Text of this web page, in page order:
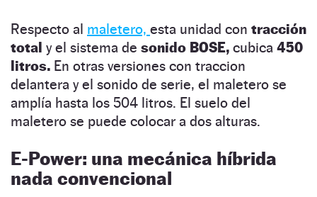
Respecto al maletero, esta unidad con tracción
total y el sistema de sonido BOSE, cubica 450
litros. En otras versiones con traccion
delantera y el sonido de serie, el maletero se
amplía hasta los 504 litros. El suelo del
maletero se puede colocar a dos alturas.
E-Power: una mecánica híbrida
nada convencional